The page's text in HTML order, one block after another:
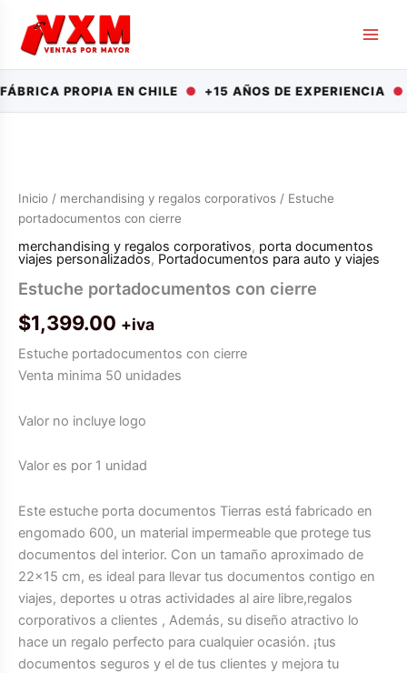
contenido
PROPIA EN CHILE● +15 AÑOS DE EXPERIENCIA●
Inicio / merchandising y regalos corporativos / Estuche
portadocumentos con cierre
merchandising y regalos corporativos, porta documentos
viajes personalizados, Portadocumentos para auto y viajes
Estuche portadocumentos con cierre
$1,399.00 +iva
Estuche portadocumentos con cierre
Venta minima 50 unidades
Valor no incluye logo
Valor es por 1 unidad
Este estuche porta documentos Tierras está fabricado en
engomado 600, un material impermeable que protege tus
documentos del interior. Con un tamaño aproximado de
22×15 cm, es ideal para llevar tus documentos contigo en
viajes, deportes u otras actividades al aire libre,regalos
corporativos a clientes , Además, su diseño atractivo lo
hace un regalo perfecto para cualquier ocasión. ¡tus
documentos seguros y el de tus clientes y mejora tu